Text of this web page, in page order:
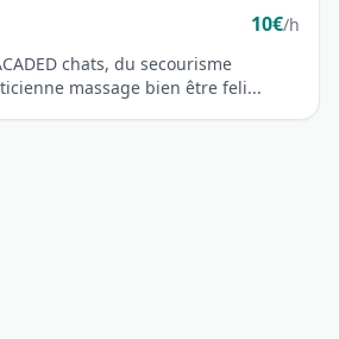
10€/h
chats, du secourisme
massage bien être feli...